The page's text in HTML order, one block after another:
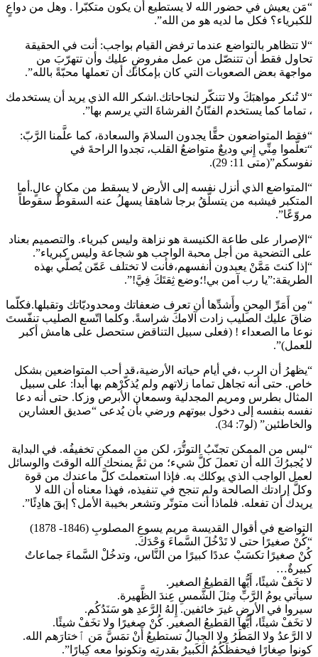
“مَن يعيش في حضور الله لا يستطيع أن يكون متكبّرا . وهل من دواعٍ
للكبرياء؟ فكل ما لديه هو من الله”.
“لا تتظاهر بالتواضع عندما ترفض القيام بواجب: أنت في الحقيقة
تحاول فقط أن تتنصّل من عمل مفروضٍ عليك وأن تتهرّبَ من
مواجهة بعض الصعوبات التي كان بإمكانك أن تعملها محبّةً بالله”.
“لا تُنكر مواهبَكَ ولا تتنكّر لنجاحاتك.اشكر الله الذي يريد أن يستخدمك
، تماما كما يستخدم الفنّانُ الفرشاةَ التي يرسم بها”.
“فقط المتواضعون حقًّا يجدون السلامَ والسعادة، كما علَّمنا الرَّبّ:
“تعلَّموا مِنِّي إِني وديعٌ متواضعُ القلب، تجدوا الراحةَ في
نفوسكم”(متى 11: 29).
“المتواضع الذي أنزل نفسه إلى الأرض لا يسقط من مكانٍ عالٍ.أما
المتكبر فيشبه من يتسلّقُ برجا شاهقا يسهلُ عنه السقوطُ سقوطاً
مروّعًا”.
“الإصرار على طاعة الكنيسة هو نزاهة وليس كبرياء. والتصميم بعناد
على التضحية من أجل محبة الواجب هو شجاعة وليس كبرياء”.
“إذا كنتَ مَمَّنْ يعبدون أنفسهم،فأنت لا تختلف عَمّن يُصلّي بهذه
الطريقة:”يا رب آمن بي!؛وضع ثِقتَكَ فِيَّ!”.
“مِن أَمَرِّ المِحنِ وأَشدِّها أن تعرف ضعفاتك ومحدوديّاتك وتقبلها.فكلّما
ضاقَ عليك الصليب زادت آلامكَ شراسةً. وكلما اتّسع الصليب تنفّستَ
نوعا ما الصعداء ! (فعلى سبيل التناقض ستحصل على هامش أكبر
للعمل)”.
“يظهرُ أن الرب ،في أيام حياته الأرضية،قد أحب المتواضعين بشكل
خاص. حتى أنه تجاهل تماما زلاتهم ولم يُذكّرْهم بها أبدا: على سبيل
المثال بطرس ومريم المجدلية وسمعان الأبرص وزكا. حتى أنه دعا
نفسه بنفسه إلى دخول بيوتهم ورضي بأن يُدعى “صديق العشارين
والخاطئين” (لو7: 34).
“ليس من الممكن تجنّبُ التوتُّرَ، لكن من الممكنِ تخفيفُه. في البداية
لا يُجبرُكَ الله أن تعملَ كلَّ شيء؛ من ثمَّ يمنحك الله الوقتَ والوسائل
لعمل الواجب الذي يوكلك به. فإذا استعملتَ كلَّ ماعندك من قوة
وكلَّ إرادتك الصالحة ولم تنجح في تنفيذه، فهذا معناه أن الله لا
يريدك أن تفعله. فلماذا أنت متوتّر وتشعر بخيبة الأمل؟ إبقَ هادِئًا”.
التواضع في أقوال القديسة مريم يسوع المصلوبِ (1846- 1878)
“كُنْ صغيرًا حتى لا تَدْخُلَ السَّماءَ وَحْدَكَ.
كُنْ صغيرًا تكسَبْ عددًا كبيرًا من النَّاس، وتدخُلْ السَّماءَ جماعاتٌ
كبيرةٌ…
لا تخَفْ شيئًا، أَيُّها القطيعُ الصغير.
سيأتي يومُ الرَّبِّ مِثلَ الشَّمسِ عِندَ الظَّهيرة.
سيروا في الأرضِ غيرَ خائفين. إِلهُ الرَّعدِ هو سَنَدُكُم.
لا تخَفْ شيئًا، أَيُّها القطيعُ الصغير. كُنْ صغيرًا ولا تخَفْ شيئًا.
لا الرَّعدُ ولا المَطَرُ ولا الجِبالُ تستطيعُ أَنْ تمَسَّ مَن ٱختارَهم الله.
كونوا صِغارًا فيحفظَكُمُ الكَبيرُ بقدرتِه وتكونوا معه كِبارًا”.